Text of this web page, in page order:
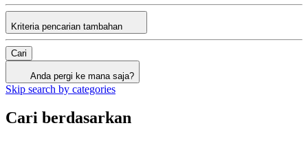
Kriteria pencarian tambahan
Cari
Anda pergi ke mana saja?
Skip search by categories
Cari berdasarkan